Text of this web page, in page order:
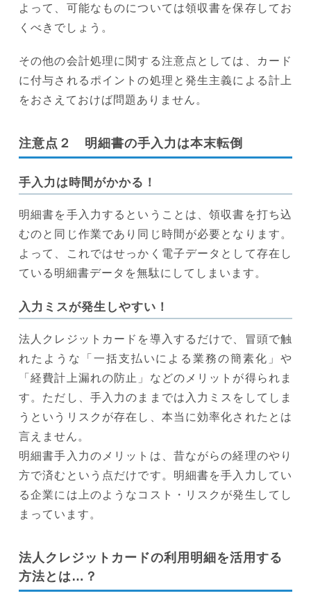
よって、可能なものについては領収書を保存してお
くべきでしょう。
その他の会計処理に関する注意点としては、カード
に付与されるポイントの処理と発生主義による計上
をおさえておけば問題ありません。
注意点２ 明細書の手入力は本末転倒
手入力は時間がかかる！
明細書を手入力するということは、領収書を打ち込
むのと同じ作業であり同じ時間が必要となります。
よって、これではせっかく電子データとして存在し
ている明細書データを無駄にしてしまいます。
入力ミスが発生しやすい！
法人クレジットカードを導入するだけで、冒頭で触
れたような「一括支払いによる業務の簡素化」や
「経費計上漏れの防止」などのメリットが得られま
す。ただし、手入力のままでは入力ミスをしてしま
うというリスクが存在し、本当に効率化されたとは
言えません。
明細書手入力のメリットは、昔ながらの経理のやり
方で済むという点だけです。明細書を手入力してい
る企業には上のようなコスト・リスクが発生してし
まっています。
法人クレジットカードの利用明細を活用する
方法とは…？